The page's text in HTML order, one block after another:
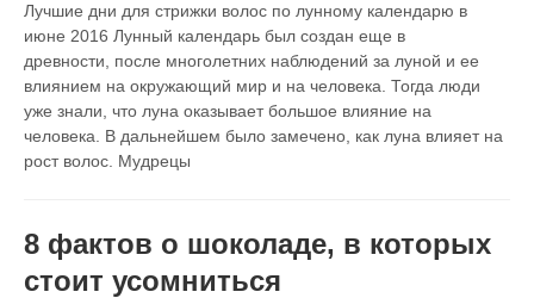
Лучшие дни для стрижки волос по лунному календарю в
июне 2016 Лунный календарь был создан еще в
древности, после многолетних наблюдений за луной и ее
влиянием на окружающий мир и на человека. Тогда люди
уже знали, что луна оказывает большое влияние на
человека. В дальнейшем было замечено, как луна влияет на
рост волос. Мудрецы
8 фактов о шоколаде, в которых
стоит усомниться